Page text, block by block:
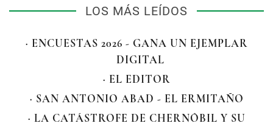
LOS MÁS LEÍDOS
· ENCUESTAS 2026 - GANA UN EJEMPLAR
DIGITAL
· EL EDITOR
· SAN ANTONIO ABAD - EL ERMITAÑO
· LA CATÁSTROFE DE CHERNÓBIL Y SU